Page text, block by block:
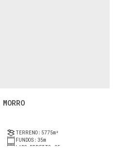
TERRENO: 5775m²
FUNDOS: 35m
LADO DIREITO:
35m